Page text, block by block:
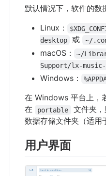
默认情况下，软件的数
Linux：
desktop
或 ~/
macOS：
~/
Support/lx-
Windows：
在 Windows 平台上，
在
portable
文件夹
数据存储文件夹（适用
用户界面